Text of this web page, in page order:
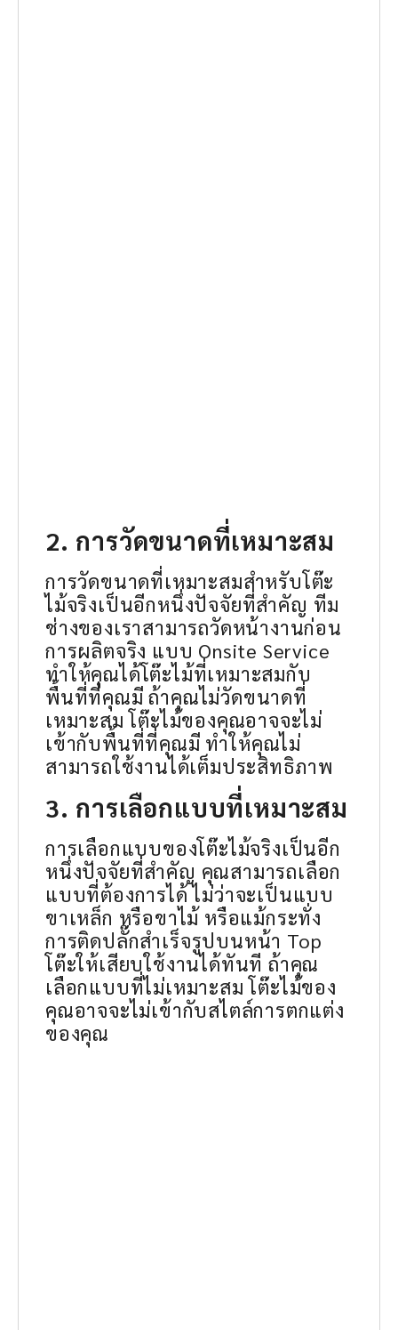
2. การวัดขนาดที่เหมาะสม
การวัดขนาดที่เหมาะสมสำหรับโต๊ะ
ไม้จริงเป็นอีกหนึ่งปัจจัยที่สำคัญ ทีม
ช่างของเราสามารถวัดหน้างานก่อน
การผลิตจริง แบบ Onsite Service
ทำให้คุณได้โต๊ะไม้ที่เหมาะสมกับ
พื้นที่ที่คุณมี ถ้าคุณไม่วัดขนาดที่
เหมาะสม โต๊ะไม้ของคุณอาจจะไม่
เข้ากับพื้นที่ที่คุณมี ทำให้คุณไม่
สามารถใช้งานได้เต็มประสิทธิภาพ
3. การเลือกแบบที่เหมาะสม
การเลือกแบบของโต๊ะไม้จริงเป็นอีก
หนึ่งปัจจัยที่สำคัญ คุณสามารถเลือก
แบบที่ต้องการได้ ไม่ว่าจะเป็นแบบ
ขาเหล็ก หรือขาไม้ หรือแม้กระทั่ง
การติดปลั๊กสำเร็จรูปบนหน้า Top
โต๊ะให้เสียบใช้งานได้ทันที ถ้าคุณ
เลือกแบบที่ไม่เหมาะสม โต๊ะไม้ของ
คุณอาจจะไม่เข้ากับสไตล์การตกแต่ง
ของคุณ